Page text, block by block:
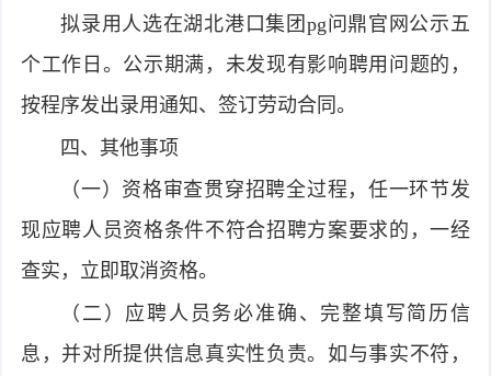
拟录用人选在湖北港口集团pg问鼎官网公示五
个工作日。公示期满，未发现有影响聘用问题的，
按程序发出录用通知、签订劳动合同。
四、其他事项
（一）资格审查贯穿招聘全过程，任一环节发
现应聘人员资格条件不符合招聘方案要求的，一经
查实，立即取消资格。
（二）应聘人员务必准确、完整填写简历信
息，并对所提供信息真实性负责。如与事实不符，